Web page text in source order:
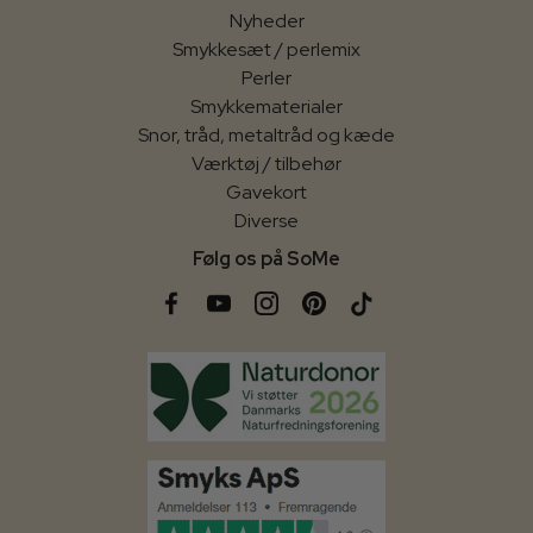
Nyheder
Smykkesæt / perlemix
Perler
Smykkematerialer
Snor, tråd, metaltråd og kæde
Værktøj / tilbehør
Gavekort
Diverse
Følg os på SoMe